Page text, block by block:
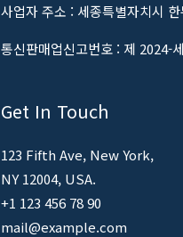
사업자 주소 : 세종특별자치시
통신판매업신고번호 : 제 2024-
Get In Touch
123 Fifth Ave, New York,
NY 12004, USA.
+1 123 456 78 90
mail@example.com